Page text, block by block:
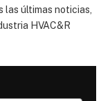
últimas noticias,
HVAC&R